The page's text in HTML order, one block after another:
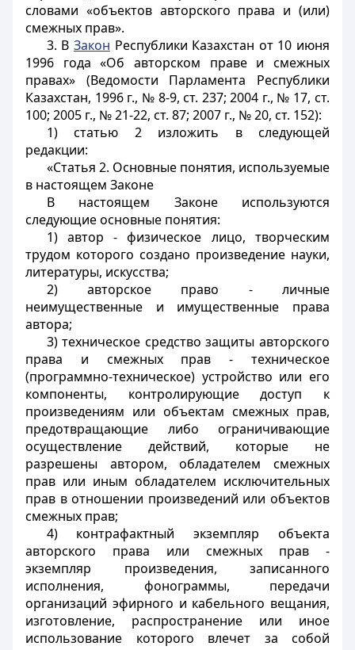
словами «объектов авторского права и (или)
смежных прав».
3. В Закон Республики Казахстан от 10 июня
1996 года «Об авторском праве и смежных
правах» (Ведомости Парламента Республики
Казахстан, 1996 г., № 8-9, ст. 237; 2004 г., № 17, ст.
100; 2005 г., № 21-22, ст. 87; 2007 г., № 20, ст. 152):
1) статью 2 изложить в следующей
редакции:
«Статья 2. Основные понятия, используемые
в настоящем Законе
В настоящем Законе используются
следующие основные понятия:
1) автор - физическое лицо, творческим
трудом которого создано произведение науки,
литературы, искусства;
2) авторское право - личные
неимущественные и имущественные права
автора;
3) техническое средство защиты авторского
права и смежных прав - техническое
(программно-техническое) устройство или его
компоненты, контролирующие доступ к
произведениям или объектам смежных прав,
предотвращающие либо ограничивающие
осуществление действий, которые не
разрешены автором, обладателем смежных
прав или иным обладателем исключительных
прав в отношении произведений или объектов
смежных прав;
4) контрафактный экземпляр объекта
авторского права или смежных прав -
экземпляр произведения, записанного
исполнения, фонограммы, передачи
организаций эфирного и кабельного вещания,
изготовление, распространение или иное
использование которого влечет за собой